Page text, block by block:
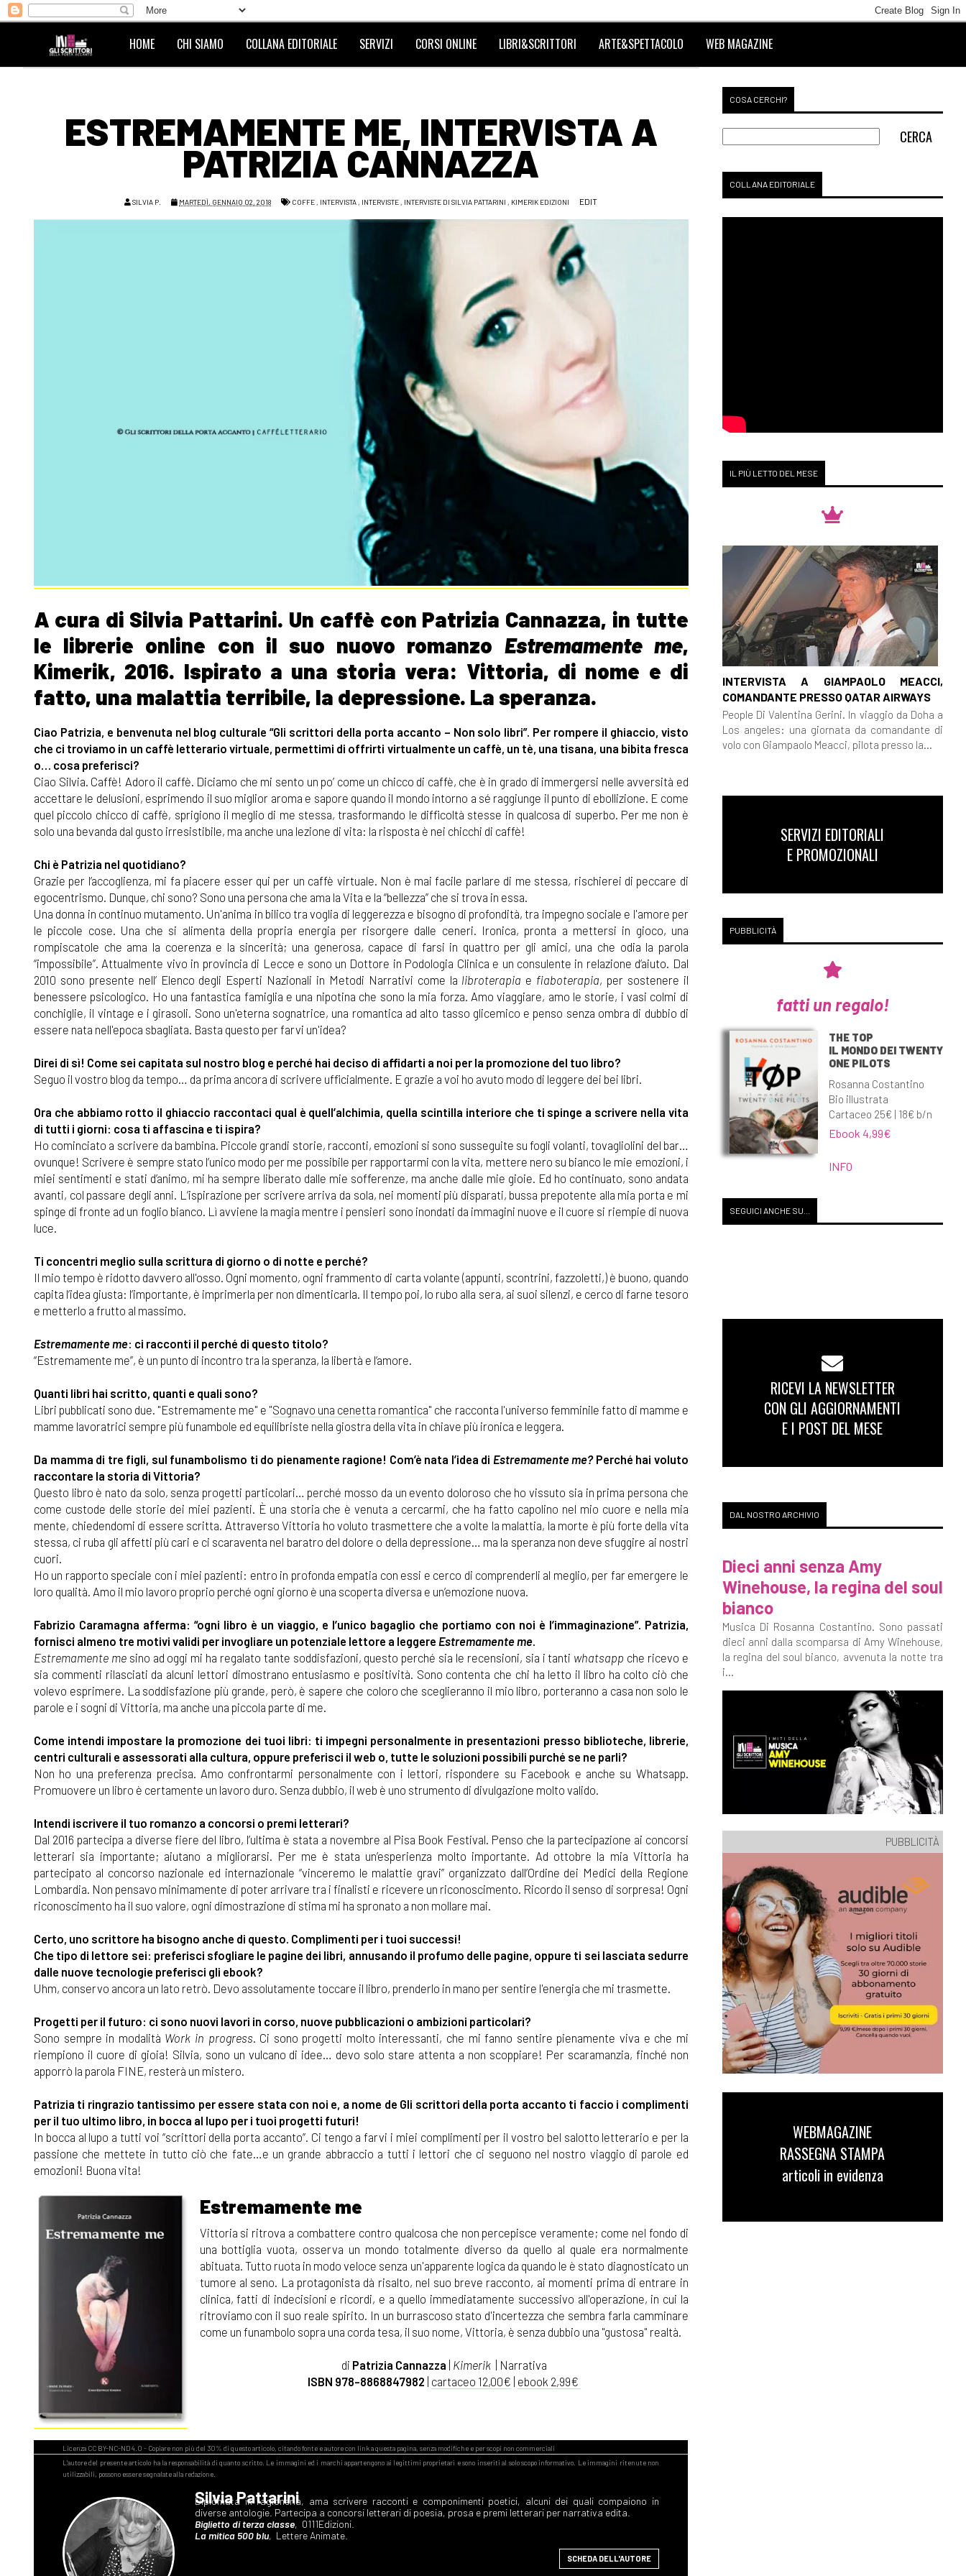
HOME CHI SIAMO COLLANA EDITORIALE SERVIZI CORSI ONLINE LIBRI&SCRITTORI ARTE&SPETTACOLO WEB MAGAZINE
ESTREMAMENTE ME, INTERVISTA A
PATRIZIA CANNAZZA
SILVIA P. MARTEDÌ, GENNAIO 02, 2018 COFFE , INTERVISTA , INTERVISTE , INTERVISTE DI SILVIA PATTARINI , KIMERIK EDIZIONI EDIT
A cura di Silvia Pattarini. Un caffè con Patrizia Cannazza, in tutte
le librerie online con il suo nuovo romanzo Estremamente me,
Kimerik, 2016. Ispirato a una storia vera: Vittoria, di nome e di
fatto, una malattia terribile, la depressione. La speranza.
Ciao Patrizia, e benvenuta nel blog culturale “Gli scrittori della porta accanto – Non solo libri”. Per rompere il ghiaccio, visto
che ci troviamo in un caffè letterario virtuale, permettimi di offrirti virtualmente un caffè, un tè, una tisana, una bibita fresca
o… cosa preferisci?
Ciao Silvia. Caffè! Adoro il caffè. Diciamo che mi sento un po’ come un chicco di caffè, che è in grado di immergersi nelle avversità ed
accettare le delusioni, esprimendo il suo miglior aroma e sapore quando il mondo intorno a sé raggiunge il punto di ebollizione. E come
quel piccolo chicco di caffè, sprigiono il meglio di me stessa, trasformando le difficoltà stesse in qualcosa di superbo. Per me non è
solo una bevanda dal gusto irresistibile, ma anche una lezione di vita: la risposta è nei chicchi di caffè!
Chi è Patrizia nel quotidiano?
Grazie per l’accoglienza, mi fa piacere esser qui per un caffè virtuale. Non è mai facile parlare di me stessa, rischierei di peccare di
egocentrismo. Dunque, chi sono? Sono una persona che ama la Vita e la “bellezza” che si trova in essa.
Una donna in continuo mutamento. Un'anima in bilico tra voglia di leggerezza e bisogno di profondità, tra impegno sociale e l'amore per
le piccole cose. Una che si alimenta della propria energia per risorgere dalle ceneri. Ironica, pronta a mettersi in gioco, una
rompiscatole che ama la coerenza e la sincerità; una generosa, capace di farsi in quattro per gli amici, una che odia la parola
“impossibile”. Attualmente vivo in provincia di Lecce e sono un Dottore in Podologia Clinica e un consulente in relazione d’aiuto. Dal
2010 sono presente nell’ Elenco degli Esperti Nazionali in Metodi Narrativi come la libroterapia e fiaboterapia, per sostenere il
benessere psicologico. Ho una fantastica famiglia e una nipotina che sono la mia forza. Amo viaggiare, amo le storie, i vasi colmi di
conchiglie, il vintage e i girasoli. Sono un'eterna sognatrice, una romantica ad alto tasso glicemico e penso senza ombra di dubbio di
essere nata nell'epoca sbagliata. Basta questo per farvi un'idea?
Direi di sì! Come sei capitata sul nostro blog e perché hai deciso di affidarti a noi per la promozione del tuo libro?
Seguo il vostro blog da tempo… da prima ancora di scrivere ufficialmente. E grazie a voi ho avuto modo di leggere dei bei libri.
Ora che abbiamo rotto il ghiaccio raccontaci qual è quell’alchimia, quella scintilla interiore che ti spinge a scrivere nella vita
di tutti i giorni: cosa ti affascina e ti ispira?
Ho cominciato a scrivere da bambina. Piccole grandi storie, racconti, emozioni si sono susseguite su fogli volanti, tovagliolini del bar…
ovunque! Scrivere è sempre stato l’unico modo per me possibile per rapportarmi con la vita, mettere nero su bianco le mie emozioni, i
miei sentimenti e stati d’animo, mi ha sempre liberato dalle mie sofferenze, ma anche dalle mie gioie. Ed ho continuato, sono andata
avanti, col passare degli anni. L’ispirazione per scrivere arriva da sola, nei momenti più disparati, bussa prepotente alla mia porta e mi
spinge di fronte ad un foglio bianco. Lì avviene la magia mentre i pensieri sono inondati da immagini nuove e il cuore si riempie di nuova
luce.
Ti concentri meglio sulla scrittura di giorno o di notte e perché?
Il mio tempo è ridotto davvero all'osso. Ogni momento, ogni frammento di carta volante (appunti, scontrini, fazzoletti,) è buono, quando
capita l’idea giusta: l’importante, è imprimerla per non dimenticarla. Il tempo poi, lo rubo alla sera, ai suoi silenzi, e cerco di farne tesoro
e metterlo a frutto al massimo.
Estremamente me: ci racconti il perché di questo titolo?
“Estremamente me”, è un punto di incontro tra la speranza, la libertà e l’amore.
Quanti libri hai scritto, quanti e quali sono?
Libri pubblicati sono due. "Estremamente me" e "Sognavo una cenetta romantica" che racconta l'universo femminile fatto di mamme e
mamme lavoratrici sempre più funambole ed equilibriste nella giostra della vita in chiave più ironica e leggera.
Da mamma di tre figli, sul funambolismo ti do pienamente ragione! Com’è nata l’idea di Estremamente me?Perché hai voluto
raccontare la storia di Vittoria?
Questo libro è nato da solo, senza progetti particolari… perché mosso da un evento doloroso che ho vissuto sia in prima persona che
come custode delle storie dei miei pazienti. È una storia che è venuta a cercarmi, che ha fatto capolino nel mio cuore e nella mia
mente, chiedendomi di essere scritta. Attraverso Vittoria ho voluto trasmettere che a volte la malattia, la morte è più forte della vita
stessa, ci ruba gli affetti più cari e ci scaraventa nel baratro del dolore o della depressione… ma la speranza non deve sfuggire ai nostri
cuori.
Ho un rapporto speciale con i miei pazienti: entro in profonda empatia con essi e cerco di comprenderli al meglio, per far emergere le
loro qualità. Amo il mio lavoro proprio perché ogni giorno è una scoperta diversa e un’emozione nuova.
Fabrizio Caramagna afferma: “ogni libro è un viaggio, e l’unico bagaglio che portiamo con noi è l’immaginazione”. Patrizia,
fornisci almeno tre motivi validi per invogliare un potenziale lettore a leggere Estremamente me.
Estremamente mesino ad oggi mi ha regalato tante soddisfazioni, questo perché sia le recensioni, sia i tanti whatsapp che ricevo e
sia commenti rilasciati da alcuni lettori dimostrano entusiasmo e positività. Sono contenta che chi ha letto il libro ha colto ciò che
volevo esprimere. La soddisfazione più grande, però, è sapere che coloro che sceglieranno il mio libro, porteranno a casa non solo le
parole e i sogni di Vittoria, ma anche una piccola parte di me.
Come intendi impostare la promozione dei tuoi libri: ti impegni personalmente in presentazioni presso biblioteche, librerie,
centri culturali e assessorati alla cultura, oppure preferisci il web o, tutte le soluzioni possibili purché se ne parli?
Non ho una preferenza precisa. Amo confrontarmi personalmente con i lettori, rispondere su Facebook e anche su Whatsapp.
Promuovere un libro è certamente un lavoro duro. Senza dubbio, il web è uno strumento di divulgazione molto valido.
Intendi iscrivere il tuo romanzo a concorsi o premi letterari?
Dal 2016 partecipa a diverse fiere del libro, l’ultima è stata a novembre al Pisa Book Festival. Penso che la partecipazione ai concorsi
letterari sia importante; aiutano a migliorarsi. Per me è stata un’esperienza molto importante. Ad ottobre la mia Vittoria ha
partecipato al concorso nazionale ed internazionale “vinceremo le malattie gravi” organizzato dall’Ordine dei Medici della Regione
Lombardia. Non pensavo minimamente di poter arrivare tra i finalisti e ricevere un riconoscimento. Ricordo il senso di sorpresa! Ogni
riconoscimento ha il suo valore, ogni dimostrazione di stima mi ha spronato a non mollare mai.
Certo, uno scrittore ha bisogno anche di questo. Complimenti per i tuoi successi!
Che tipo di lettore sei: preferisci sfogliare le pagine dei libri, annusando il profumo delle pagine, oppure ti sei lasciata sedurre
dalle nuove tecnologie preferisci gli ebook?
Uhm, conservo ancora un lato retrò. Devo assolutamente toccare il libro, prenderlo in mano per sentire l'energia che mi trasmette.
Progetti per il futuro: ci sono nuovi lavori in corso, nuove pubblicazioni o ambizioni particolari?
Sono sempre in modalità Work in progress. Ci sono progetti molto interessanti, che mi fanno sentire pienamente viva e che mi
riempiono il cuore di gioia! Silvia, sono un vulcano di idee… devo solo stare attenta a non scoppiare! Per scaramanzia, finché non
apporrò la parola FINE, resterà un mistero.
Patrizia ti ringrazio tantissimo per essere stata con noi e, a nome de Gli scrittori della porta accanto ti faccio i complimenti
per il tuo ultimo libro, in bocca al lupo per i tuoi progetti futuri!
In bocca al lupo a tutti voi “scrittori della porta accanto”. Ci tengo a farvi i miei complimenti per il vostro bel salotto letterario e per la
passione che mettete in tutto ciò che fate…e un grande abbraccio a tutti i lettori che ci seguono nel nostro viaggio di parole ed
emozioni! Buona vita!
Estremamente me
Vittoria si ritrova a combattere contro qualcosa che non percepisce veramente; come nel fondo di
una bottiglia vuota, osserva un mondo totalmente diverso da quello al quale era normalmente
abituata. Tutto ruota in modo veloce senza un'apparente logica da quando le è stato diagnosticato un
tumore al seno. La protagonista dà risalto, nel suo breve racconto, ai momenti prima di entrare in
clinica, fatti di indecisioni e ricordi, e a quello immediatamente successivo all'operazione, in cui la
ritroviamo con il suo reale spirito. In un burrascoso stato d'incertezza che sembra farla camminare
come un funambolo sopra una corda tesa, il suo nome, Vittoria, è senza dubbio una "gustosa" realtà.
di Patrizia Cannazza Kimerik| Narrativa
ISBN 978-8868847982 cartaceo 12,00€ ebook 2,99€
Silvia Pattarini
Diplomata in ragioneria, ama scrivere racconti e componimenti poetici, alcuni dei quali compaiono in
diverse antologie. Partecipa a concorsi letterari di poesia, prosa e premi letterari per narrativa edita.
Biglietto di terza classe, 0111Edizioni.
La mitica 500 blu, Lettere Animate.
SCHEDA DELL'AUTORE
COSA CERCHI?
COLLANA EDITORIALE
IL PIÙ LETTO DEL MESE
INTERVISTA A GIAMPAOLO MEACCI,
COMANDANTE PRESSO QATAR AIRWAYS
People Di Valentina Gerini. In viaggio da Doha a
Los angeles: una giornata da comandante di
volo con Giampaolo Meacci, pilota presso la...
SERVIZI EDITORIALI
E PROMOZIONALI
PUBBLICITÀ
fatti un regalo!
THE TOP
IL MONDO DEI TWENTY
ONE PILOTS
Rosanna Costantino
Bio illustrata
Cartaceo 25€ | 18€ b/n
Ebook 4,99€
INFO
SEGUICI ANCHE SU...
RICEVI LA NEWSLETTER
CON GLI AGGIORNAMENTI
E I POST DEL MESE
DAL NOSTRO ARCHIVIO
Dieci anni senza Amy
Winehouse, la regina del soul
bianco
Musica Di Rosanna Costantino. Sono passati
dieci anni dalla scomparsa di Amy Winehouse,
la regina del soul bianco, avvenuta la notte tra
i...
PUBBLICITÀ
WEBMAGAZINE
RASSEGNA STAMPA
articoli in evidenza